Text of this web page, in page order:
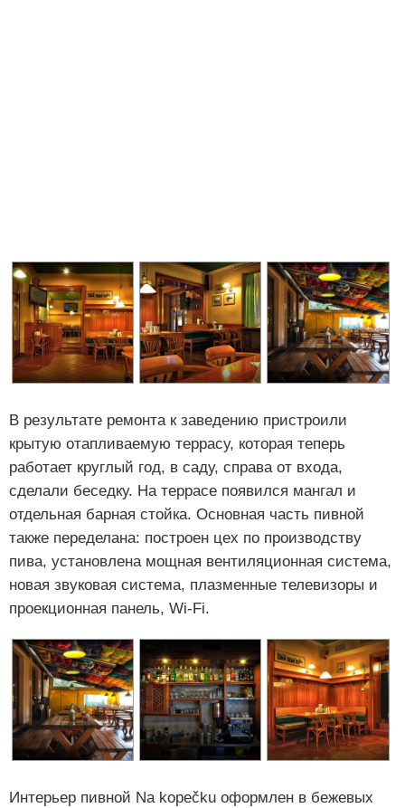
В результате ремонта к заведению пристроили
крытую отапливаемую террасу, которая теперь
работает круглый год, в саду, справа от входа,
сделали беседку. На террасе появился мангал и
отдельная барная стойка. Основная часть пивной
также переделана: построен цех по производству
пива, установлена мощная вентиляционная система,
новая звуковая система, плазменные телевизоры и
проекционная панель, Wi-Fi.
Интерьер пивной Na kopečku оформлен в бежевых